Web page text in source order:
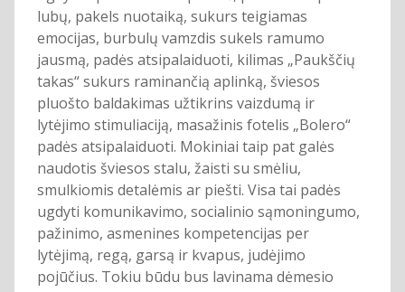
lubų, pakels nuotaiką, sukurs teigiamas
emocijas, burbulų vamzdis sukels ramumo
jausmą, padės atsipalaiduoti, kilimas „Paukščių
takas“ sukurs raminančią aplinką, šviesos
pluošto baldakimas užtikrins vaizdumą ir
lytėjimo stimuliaciją, masažinis fotelis „Bolero“
padės atsipalaiduoti. Mokiniai taip pat galės
naudotis šviesos stalu, žaisti su smėliu,
smulkiomis detalėmis ar piešti. Visa tai padės
ugdyti komunikavimo, socialinio sąmoningumo,
pažinimo, asmenines kompetencijas per
lytėjimą, regą, garsą ir kvapus, judėjimo
pojūčius. Tokiu būdu bus lavinama dėmesio